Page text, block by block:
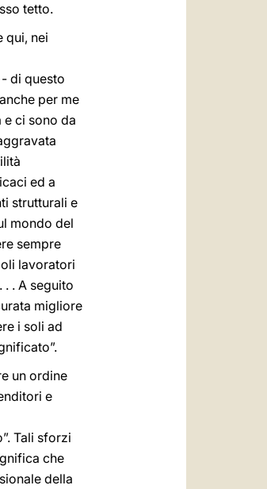
tetto.
qui, nei
di questo
per me
ci sono da
ed a
strutturali e
mondo del
sempre
lavoratori
. A seguito
migliore
i soli ad
un ordine
e
Tali sforzi
che
della